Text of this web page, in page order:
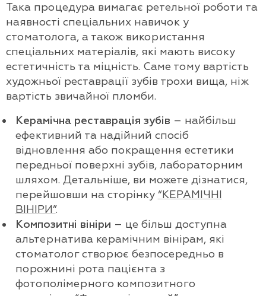
Така процедура вимагає ретельної роботи та
наявності спеціальних навичок у
стоматолога, а також використання
спеціальних матеріалів, які мають високу
естетичність та міцність. Саме тому вартість
художньої реставрації зубів трохи вища, ніж
вартість звичайної пломби.
Керамічна реставрація зубів – найбільш
ефективний та надійний спосіб
відновлення або покращення естетики
передньої поверхні зубів, лабораторним
шляхом. Детальніше, ви можете дізнатися,
перейшовши на сторінку “КЕРАМІЧНІ
ВІНІРИ”.
Композитні вініри – це більш доступна
альтернатива керамічним вінірам, які
стоматолог створює безпосередньо в
порожнині рота пацієнта з
фотополімерного композитного